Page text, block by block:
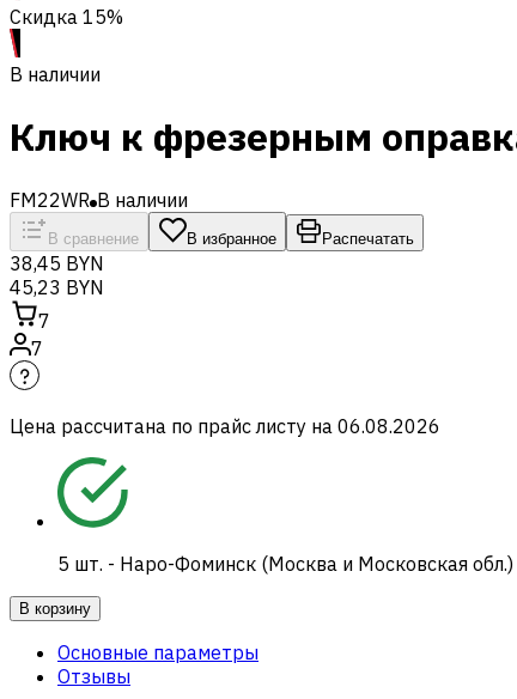
Скидка 15%
В наличии
Ключ к фрезерным
FM22WR В наличии
В сравнение В избранное Распечатать
38,45 BYN
45,23 BYN
7
7
Цена рассчитана по прайс листу на 06.08.2026
5 шт. - Наро-Фоминск (Москва и Московская
В корзину
Основные параметры
Отзывы